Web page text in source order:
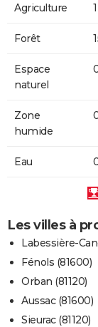
Agriculture
Forêt
Espace
naturel
Zone
humide
Eau
Les villes à
Labessière-
Fénols (81600)
Orban (81120)
Aussac (81600)
Sieurac (81120)